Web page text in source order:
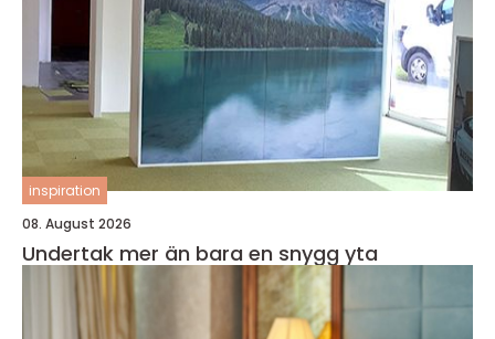
inspiration
08. August 2026
Undertak mer än bara en snygg yta